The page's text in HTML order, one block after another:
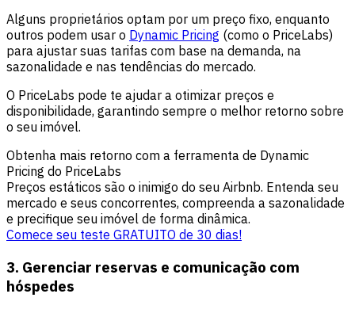
Alguns proprietários optam por um preço fixo, enquanto
outros podem usar o Dynamic Pricing (como o PriceLabs)
para ajustar suas tarifas com base na demanda, na
sazonalidade e nas tendências do mercado.
O PriceLabs pode te ajudar a otimizar preços e
disponibilidade, garantindo sempre o melhor retorno sobre
o seu imóvel.
Obtenha mais retorno com a ferramenta de Dynamic
Pricing do PriceLabs
Preços estáticos são o inimigo do seu Airbnb. Entenda seu
mercado e seus concorrentes, compreenda a sazonalidade
e precifique seu imóvel de forma dinâmica.
Comece seu teste GRATUITO de 30 dias!
3. Gerenciar reservas e comunicação com
hóspedes